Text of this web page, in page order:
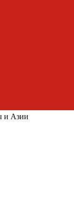
и Азии